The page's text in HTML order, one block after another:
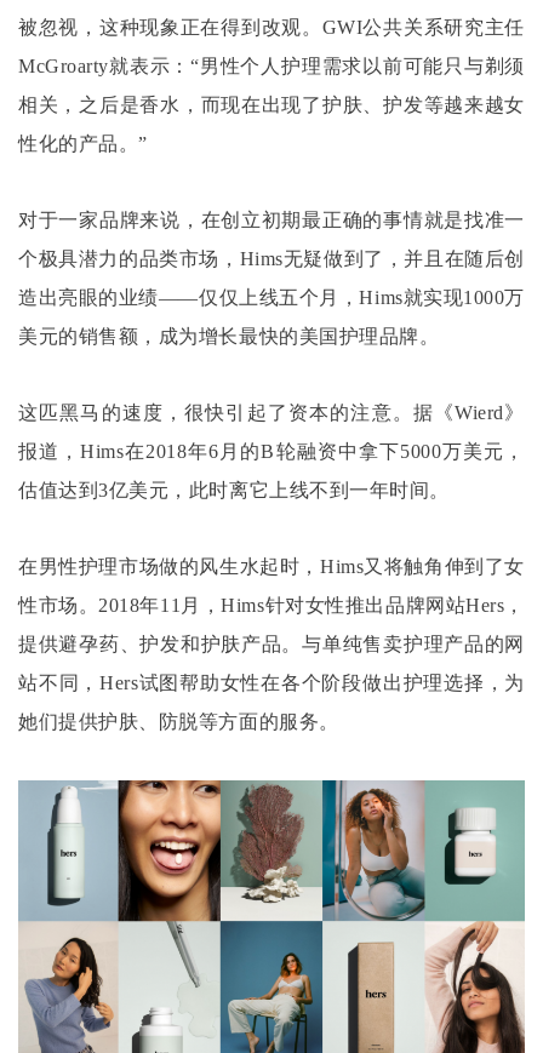
被忽视，这种现象正在得到改观。 GWI公共关系研究主任
McGroarty就表示：“男性个人护理需求以前可能只与剃须
相关，之后是香水，而现在出现了护肤、护发等越来越女
性化的产品。”
对于一家品牌来说，在创立初期最正确的事情就是找准一
个极具潜力的品类市场， Hims无疑做到了，并且在随后创
造出亮眼的业绩——仅仅上线五个月，Hims就实现1000万
美元的销售额，成为增长最快的美国护理品牌。
这匹黑马的速度，很快引起了资本的注意。据《Wierd》
报道，Hims在2018年6月的B轮融资中拿下5000万美元，
估值达到3亿美元，此时离它上线不到一年时间。
在男性护理市场做的风生水起时，Hims又将触角伸到了女
性市场。2018年11月，Hims针对女性推出品牌网站Hers，
提供避孕药、护发和护肤产品。与单纯售卖护理产品的网
站不同，Hers试图帮助女性在各个阶段做出护理选择，为
她们提供护肤、防脱等方面的服务。